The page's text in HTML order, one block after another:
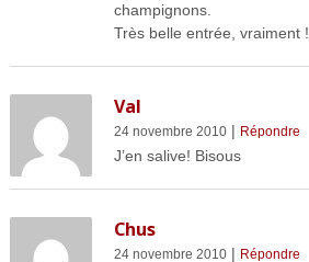
champignons.
Très belle entrée, vraiment !
Val
24 novembre 2010| Répondre
J’en salive! Bisous
Chus
24 novembre 2010| Répondre